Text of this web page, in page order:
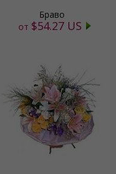
Браво
от $54.27 US